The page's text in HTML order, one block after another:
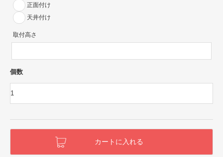
正面付け
天井付け
取付高さ
個数